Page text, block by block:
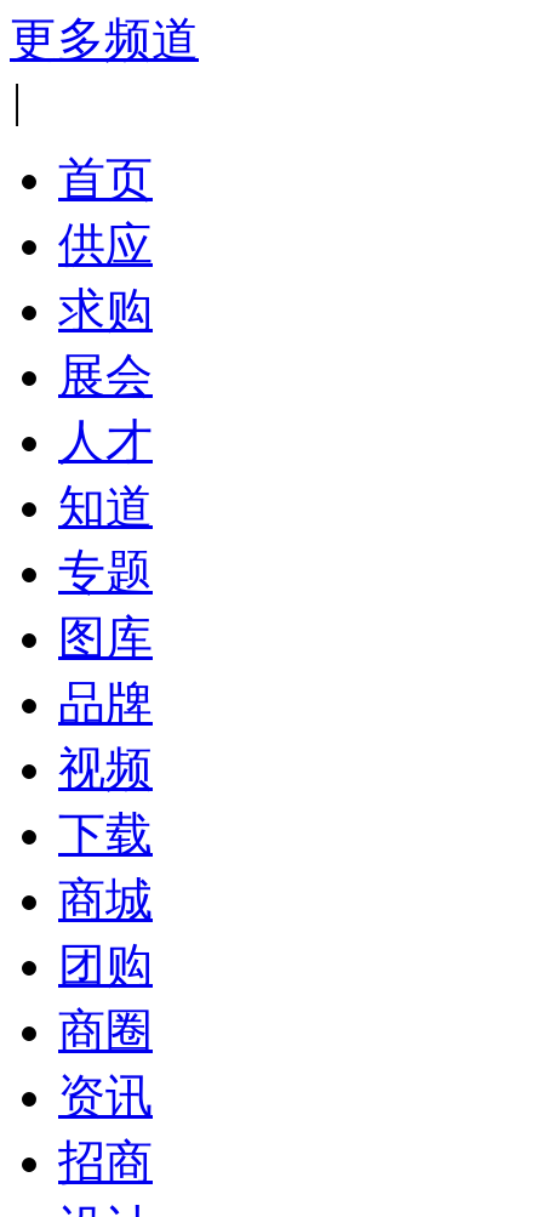
更多频道
|
首页
供应
求购
展会
人才
知道
专题
图库
品牌
视频
下载
商城
团购
商圈
资讯
招商